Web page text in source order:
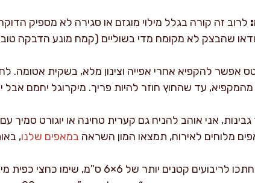
לרוב זה קורה בגלל מילוי מוגזם או סגירה לא מספיק
שהבצק לא מקומח מדי בשוליים (קמח מונע הדבקה
אפשר להקפיא אחרי אפייה וצינון מלא, בשקית אטומה.
אני אוהב להניח גם קערית טחינה או יוגורט סמיך
מלוחים לאירוח, תמצאו המון השראה במאפים שלנו,